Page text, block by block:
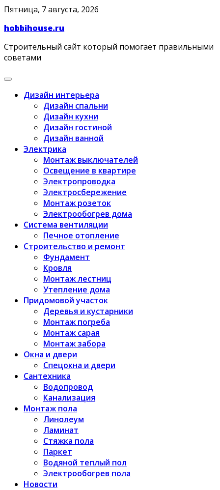
Skip
content
Пятница, 7 августа, 2026
hobbihouse.ru
Строительный сайт который помогает правильными
советами
Дизайн интерьера
Дизайн спальни
Дизайн кухни
Дизайн гостиной
Дизайн ванной
Электрика
Монтаж выключателей
Освещение в квартире
Электропроводка
Электросбережение
Монтаж розеток
Электрообогрев дома
Система вентиляции
Печное отопление
Строительство и ремонт
Фундамент
Кровля
Монтаж лестниц
Утепление дома
Придомовой участок
Деревья и кустарники
Монтаж погреба
Монтаж сарая
Монтаж забора
Окна и двери
Спецокна и двери
Сантехника
Водопровод
Канализация
Монтаж пола
Линолеум
Ламинат
Стяжка пола
Паркет
Водяной теплый пол
Электрообогрев пола
Новости